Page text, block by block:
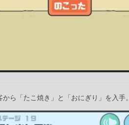
から「たこ焼き」と「おにぎり」を入手。